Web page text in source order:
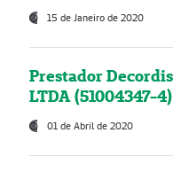
15 de Janeiro de 2020
Prestador
LTDA (51004347-4)
01 de Abril de 2020